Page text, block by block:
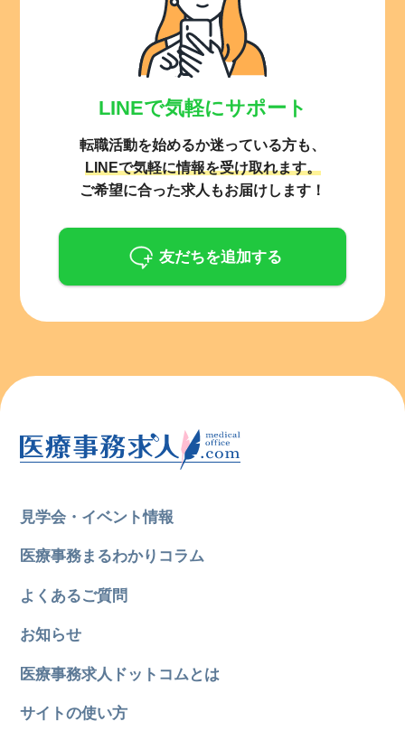
LINEで気軽にサポート
転職活動を始めるか迷っている方も、
LINEで気軽に情報を受け取れます。
ご希望に合った求人もお届けします！
友だちを追加する
見学会・イベント情報
医療事務まるわかりコラム
よくあるご質問
お知らせ
医療事務求人ドットコムとは
サイトの使い方